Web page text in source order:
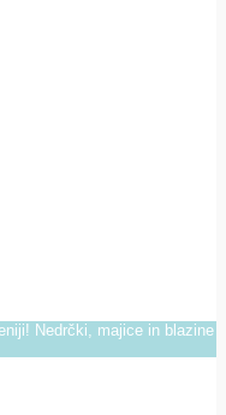
Nedrčki, majice in blazine